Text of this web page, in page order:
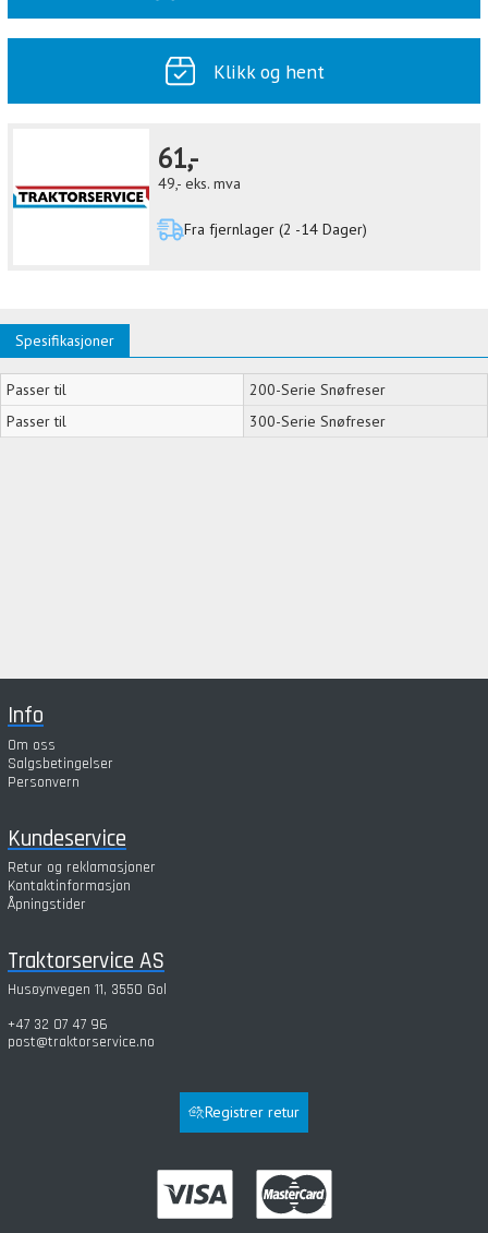
Klikk og hent
61,-
49,- eks. mva
Fra fjernlager (2 -14 Dager)
Spesifikasjoner
Passer til
200-Serie Snøfreser
Passer til
300-Serie Snøfreser
Info
Om oss
Salgsbetingelser
Personvern
Kundeservice
Retur og reklamasjoner
Kontaktinformasjon
Åpningstider
Traktorservice AS
Husøynvegen 11, 3550 Gol
+47 32 07 47 96
post@traktorservice.no
Registrer retur